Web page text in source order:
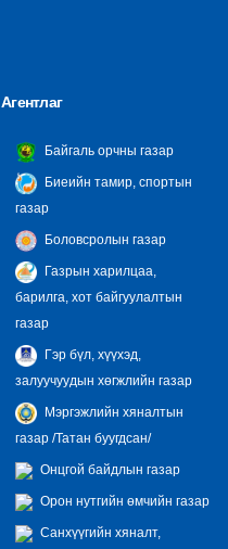
Агентлаг
Байгаль орчны газар
Биеийн тамир, спортын
газар
Боловсролын газар
Газрын харилцаа,
барилга, хот байгуулалтын
газар
Гэр бүл, хүүхэд,
залуучуудын хөгжлийн газар
Мэргэжлийн хяналтын
газар /Татан буугдсан/
Онцгой байдлын газар
Орон нутгийн өмчийн газар
Санхүүгийн хяналт,